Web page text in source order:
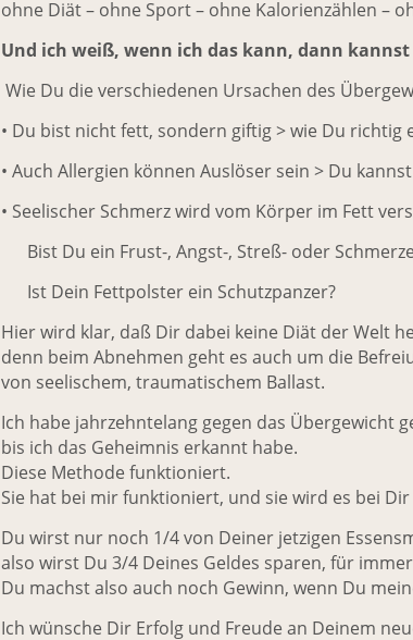
ohne Diät – ohne Sport – ohne Kalorienzählen –
Und ich weiß, wenn ich das kann, dann kannst
Wie Du die verschiedenen Ursachen des
• Du bist nicht fett, sondern giftig > wie Du richtig
• Auch Allergien können Auslöser sein > Du
• Seelischer Schmerz wird vom Körper im Fett
Bist Du ein Frust-, Angst-, Streß- oder
Ist Dein Fettpolster ein Schutzpanzer?
Hier wird klar, daß Dir dabei keine Diät der Welt
denn beim Abnehmen geht es auch um die
von seelischem, traumatischem Ballast.
Ich habe jahrzehntelang gegen das Übergewicht
bis ich das Geheimnis erkannt habe.
Diese Methode funktioniert.
Sie hat bei mir funktioniert, und sie wird es bei Dir
Du wirst nur noch 1/4 von Deiner jetzigen
also wirst Du 3/4 Deines Geldes sparen, für
Du machst also auch noch Gewinn, wenn Du
Ich wünsche Dir Erfolg und Freude an Deinem